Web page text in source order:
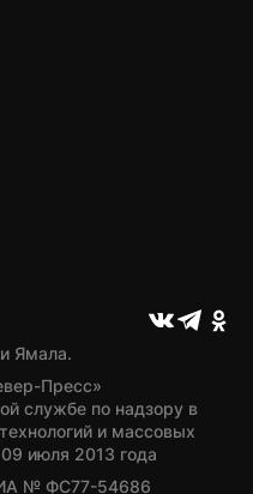
Ямала.
Пресс»
службе по надзору в
и массовых
июля 2013 года
ИА № ФС77-54686